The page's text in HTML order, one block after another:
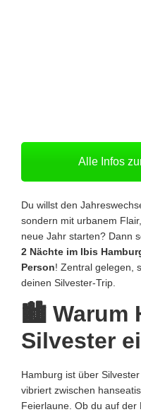
Alle Infos
Du willst den
sondern mit urbanem
neue Jahr starten? Dann
2 Nächte im Ibis
Person! Zentral gelegen,
deinen Silvester-Trip.
🏙️ Warum
Silvester
Hamburg ist über
vibriert zwischen
Feierlaune. Ob du auf